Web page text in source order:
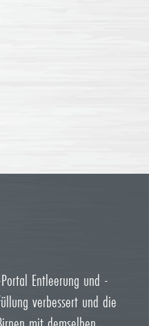
Entleerung und -
verbessert und die